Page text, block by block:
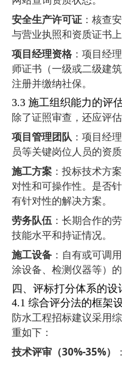
安全生产许可证 ：核查
与营业执照和资质证书
项目经理资格 ：项目经
师证书（一级或二级建
注册并缴纳社保。
3.3 施工组织能力的评
除了证照审查，还应评
项目管理团队 ：项目经
员等关键岗位人员的资质
施工方案 ：投标技术方
对性和可操作性。是否
有针对性的解决方案。
劳务队伍 ：长期合作的
技能水平和持证情况。
施工设备 ：自有或可调
涂设备、检测仪器等）的
四、评标打分体系的设
4.1 综合评分法的框架
防水工程招标建议采用
重如下：
技术评审（30%-35%）
：